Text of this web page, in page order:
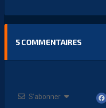
5 COMMENTAIRES
S’abonner